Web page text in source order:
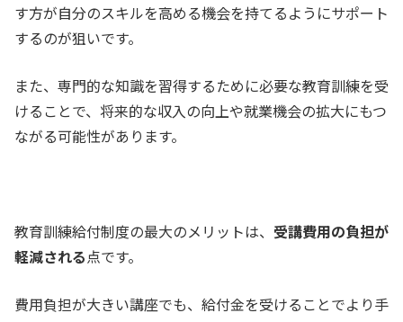
す方が自分のスキルを高める機会を持てるようにサポート
するのが狙いです。
また、専門的な知識を習得するために必要な教育訓練を受
けることで、将来的な収入の向上や就業機会の拡大にもつ
ながる可能性があります。
教育訓練給付制度の最大のメリットは、 受講費用の負担が
軽減される点です。
費用負担が大きい講座でも、給付金を受けることでより手